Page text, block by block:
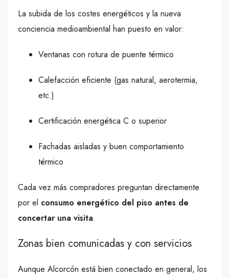
La subida de los costes energéticos y la nueva
conciencia medioambiental han puesto en valor:
Ventanas con rotura de puente térmico
Calefacción eficiente (gas natural, aerotermia,
etc.)
Certificación energética C o superior
Fachadas aisladas y buen comportamiento
térmico
Cada vez más compradores preguntan directamente
por el consumo energético del piso antes de
concertar una visita.
Zonas bien comunicadas y con servicios
Aunque Alcorcón está bien conectado en general, los